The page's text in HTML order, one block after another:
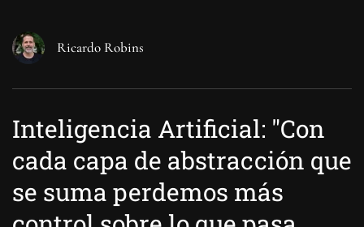
Ricardo Robins
Inteligencia Artificial: "Con
cada capa de abstracción que
se suma perdemos más